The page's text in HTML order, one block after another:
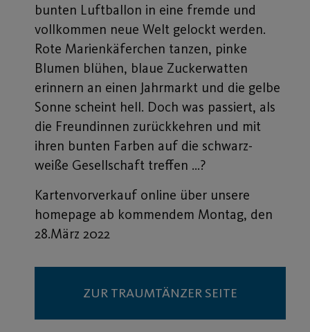
bunten Luftballon in eine fremde und
vollkommen neue Welt gelockt werden.
Rote Marienkäferchen tanzen, pinke
Blumen blühen, blaue Zuckerwatten
erinnern an einen Jahrmarkt und die gelbe
Sonne scheint hell. Doch was passiert, als
die Freundinnen zurückkehren und mit
ihren bunten Farben auf die schwarz-
weiße Gesellschaft treffen …?
Kartenvorverkauf online über unsere
homepage ab kommendem Montag, den
28.März 2022
ZUR TRAUMTÄNZER SEITE